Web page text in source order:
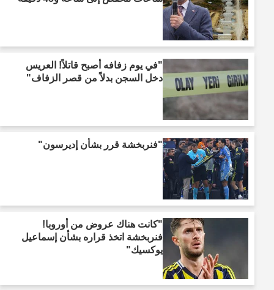
"في يوم زفافه أصبح قاتلاً! العريس
دخل السجن بدلاً من قصر الزفاف"
"فنربخشة قرر بشأن إديرسون"
"كانت هناك عروض من أوروبا!
فنربخشة اتخذ قراره بشأن إسماعيل
يوكسيك"